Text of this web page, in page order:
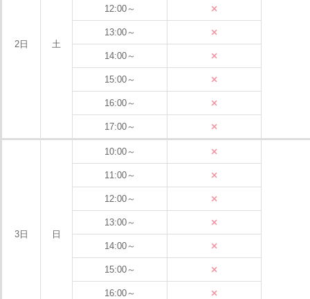
2日 土
12:00～ ×
13:00～ ×
14:00～ ×
15:00～ ×
16:00～ ×
17:00～ ×
3日 日
10:00～ ×
11:00～ ×
12:00～ ×
13:00～ ×
14:00～ ×
15:00～ ×
16:00～ ×